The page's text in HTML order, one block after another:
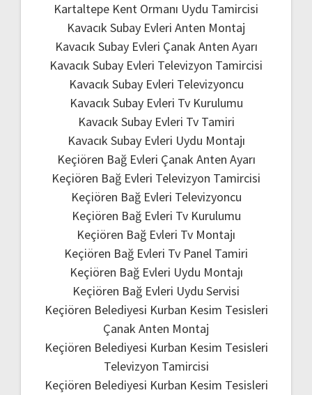
Kartaltepe Kent Ormanı Uydu Tamircisi
Kavacık Subay Evleri Anten Montaj
Kavacık Subay Evleri Çanak Anten Ayarı
Kavacık Subay Evleri Televizyon Tamircisi
Kavacık Subay Evleri Televizyoncu
Kavacık Subay Evleri Tv Kurulumu
Kavacık Subay Evleri Tv Tamiri
Kavacık Subay Evleri Uydu Montajı
Keçiören Bağ Evleri Çanak Anten Ayarı
Keçiören Bağ Evleri Televizyon Tamircisi
Keçiören Bağ Evleri Televizyoncu
Keçiören Bağ Evleri Tv Kurulumu
Keçiören Bağ Evleri Tv Montajı
Keçiören Bağ Evleri Tv Panel Tamiri
Keçiören Bağ Evleri Uydu Montajı
Keçiören Bağ Evleri Uydu Servisi
Keçiören Belediyesi Kurban Kesim Tesisleri
Çanak Anten Montaj
Keçiören Belediyesi Kurban Kesim Tesisleri
Televizyon Tamircisi
Keçiören Belediyesi Kurban Kesim Tesisleri